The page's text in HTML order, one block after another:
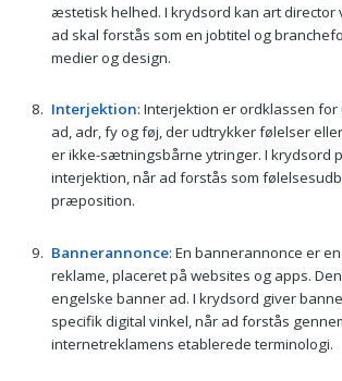
æstetisk helhed. I krydsord kan art
ad skal forstås som en jobtitel og
medier og design.
Interjektion: Interjektion er ordklassen
ad, adr, fy og føj, der udtrykker følelser
er ikke-sætningsbårne ytringer. I krydsord
interjektion, når ad forstås som
præposition.
Bannerannonce: En bannerannonce er
reklame, placeret på websites og apps.
engelske banner ad. I krydsord giver
specifik digital vinkel, når ad forstås
internetreklamens etablerede terminologi.